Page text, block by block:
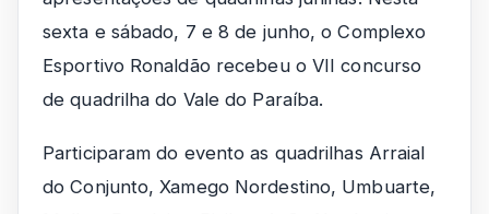
sexta e sábado, 7 e 8 de junho, o Complexo
Esportivo Ronaldão recebeu o VII concurso
de quadrilha do Vale do Paraíba.
Participaram do evento as quadrilhas Arraial
do Conjunto, Xamego Nordestino, Umbuarte,